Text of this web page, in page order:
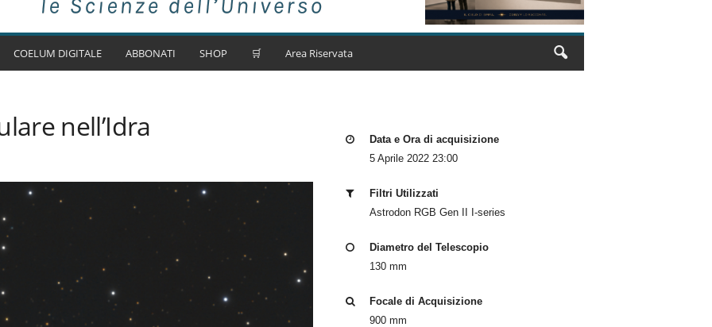
COELUM DIGITALE ABBONATI SHOP 🛒 Area Riservata
nell’Idra
Data e Ora di acquisizione
5 Aprile 2022 23:00
Filtri Utilizzati
Astrodon RGB Gen II I-series
Diametro del Telescopio
130 mm
Focale di Acquisizione
900 mm